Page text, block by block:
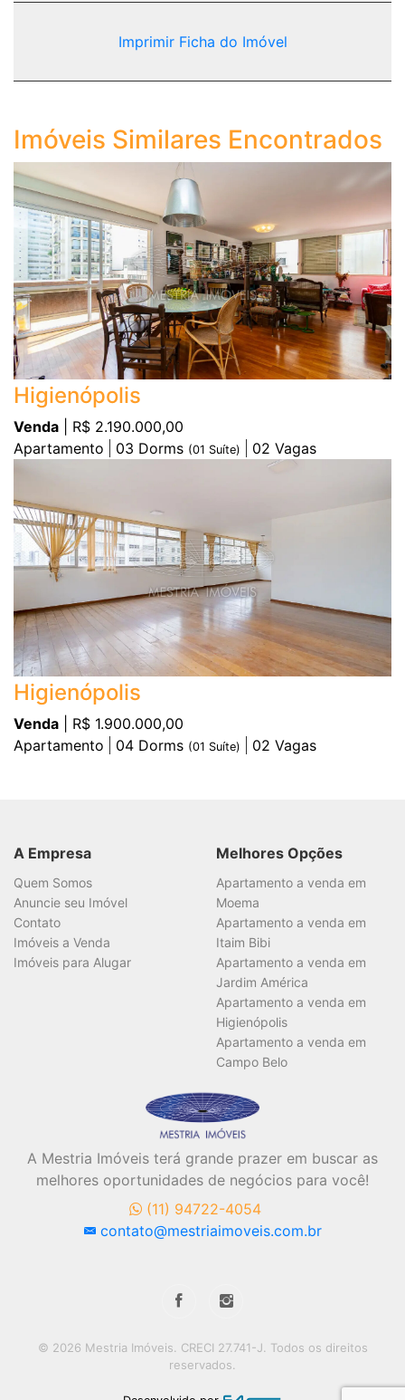
Imprimir Ficha do Imóvel
Imóveis Similares Encontrados
Higienópolis
Venda | R$ 2.190.000,00
Apartamento
03 Dorms (01 Suíte) 02 Vagas
Higienópolis
Venda | R$ 1.900.000,00
Apartamento
04 Dorms (01 Suíte) 02 Vagas
A Empresa
Quem Somos
Anuncie seu Imóvel
Contato
Imóveis a Venda
Imóveis para Alugar
Melhores Opções
Apartamento a venda em
Moema
Apartamento a venda em
Itaim Bibi
Apartamento a venda em
Jardim América
Apartamento a venda em
Higienópolis
Apartamento a venda em
Campo Belo
A Mestria Imóveis terá grande prazer em buscar as
melhores oportunidades de negócios para você!
(11) 94722-4054
contato@mestriaimoveis.com.br
© 2026 Mestria Imóveis. CRECI 27.741-J. Todos os direitos
reservados.